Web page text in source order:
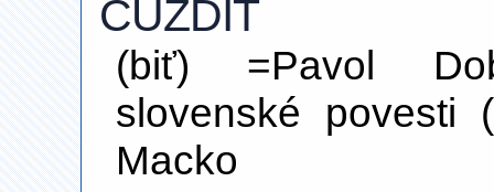
CUZDIŤ
(biť) =Pavol
slovenské povesti
Macko